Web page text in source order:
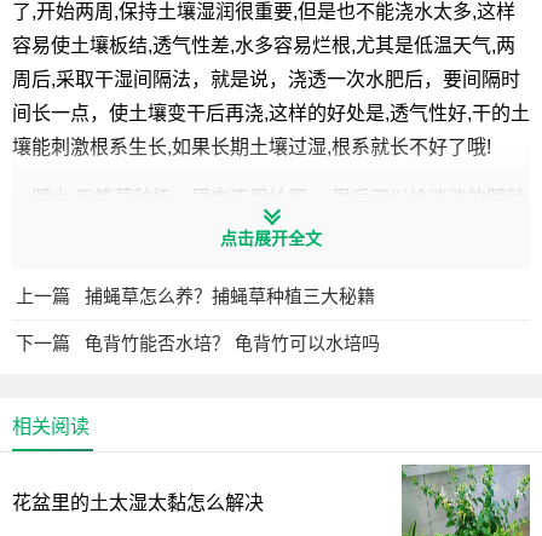
了,开始两周,保持土壤湿润很重要,但是也不能浇水太多,这样
容易使土壤板结,透气性差,水多容易烂根,尤其是低温天气,两
周后,采取干湿间隔法，就是说，浇透一次水肥后，要间隔时
间长一点，使土壤变干后再浇,这样的好处是,透气性好,干的土
壤能刺激根系生长,如果长期土壤过湿,根系就长不好了哦!
行了，如果能测出来EC值1.0-1.2最好。第三周后可以提高到
以摘心了) 就可以摘心了，搞心至少要搞掉一片叶子，别只摘
葵花多每两片中子都会有一个花蕾，初期别舍不得摘哦，如
果一开始就让它长花，就不容易长大了，尤其是蔓生的品
点击展开全文
上一篇 捕蝇草怎么养？捕蝇草种植三大秘籍
下一篇 龟背竹能否水培？ 龟背竹可以水培吗
相关阅读
花盆里的土太湿太黏怎么解决